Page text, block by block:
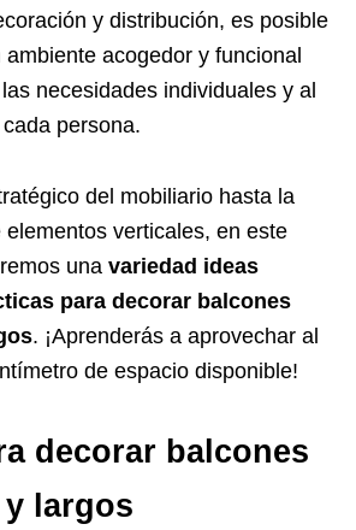
y distribución, es posible
acogedor y funcional
necesidades individuales y al
persona.
del mobiliario hasta la
elementos verticales, en este
una variedad ideas
para decorar balcones
. ¡Aprenderás a aprovechar al
de espacio disponible!
decorar balcones
largos